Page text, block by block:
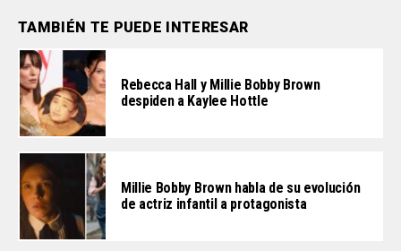
TAMBIÉN TE PUEDE INTERESAR
Rebecca Hall y Millie Bobby Brown
despiden a Kaylee Hottle
Millie Bobby Brown habla de su evolución
de actriz infantil a protagonista